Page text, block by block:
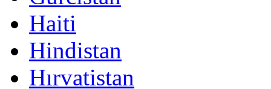
Haiti
Hindistan
Hırvatistan